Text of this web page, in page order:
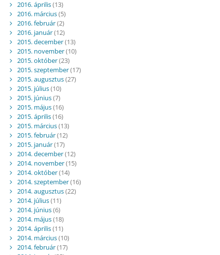
2016. április(13)
2016. március(5)
2016. február(2)
2016. január(12)
2015. december(13)
2015. november(10)
2015. október(23)
2015. szeptember(17)
2015. augusztus(27)
2015. július(10)
2015. június(7)
2015. május(16)
2015. április(16)
2015. március(13)
2015. február(12)
2015. január(17)
2014. december(12)
2014. november(15)
2014. október(14)
2014. szeptember(16)
2014. augusztus(22)
2014. július(11)
2014. június(6)
2014. május(18)
2014. április(11)
2014. március(10)
2014. február(17)